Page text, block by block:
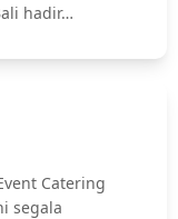
hadir…
Catering
segala